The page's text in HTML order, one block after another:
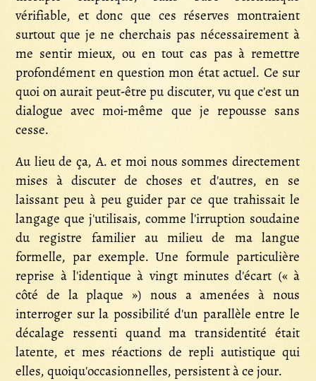
vérifiable, et donc que ces réserves montraient
surtout que je ne cherchais pas nécessairement à
me sentir mieux, ou en tout cas pas à remettre
profondément en question mon état actuel. Ce sur
quoi on aurait peut-être pu discuter, vu que c'est un
dialogue avec moi-même que je repousse sans
cesse.
Au lieu de ça, A. et moi nous sommes directement
mises à discuter de choses et d'autres, en se
laissant peu à peu guider par ce que trahissait le
langage que j'utilisais, comme l'irruption soudaine
du registre familier au milieu de ma langue
formelle, par exemple. Une formule particulière
reprise à l'identique à vingt minutes d'écart (« à
côté de la plaque ») nous a amenées à nous
interroger sur la possibilité d'un parallèle entre le
décalage ressenti quand ma transidentité était
latente, et mes réactions de repli autistique qui
elles, quoiqu'occasionnelles, persistent à ce jour.